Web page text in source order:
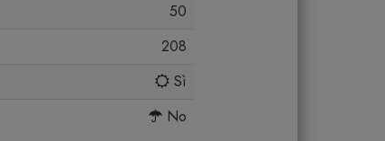
50
208
Sì
No